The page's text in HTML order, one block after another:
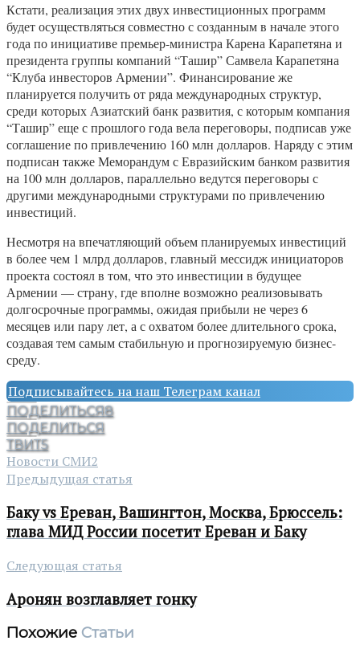
Кстати, реализация этих двух инвестиционных программ
будет осуществляться совместно с созданным в начале этого
года по инициативе премьер-министра Карена Карапетяна и
президента группы компаний “Ташир” Самвела Карапетяна
“Клуба инвесторов Армении”. Финансирование же
планируется получить от ряда международных структур,
среди которых Азиатский банк развития, с которым компания
“Ташир” еще с прошлого года вела переговоры, подписав уже
соглашение по привлечению 160 млн долларов. Наряду с этим
подписан также Меморандум с Евразийским банком развития
на 100 млн долларов, параллельно ведутся переговоры с
другими международными структурами по привлечению
инвестиций.
Несмотря на впечатляющий объем планируемых инвестиций
в более чем 1 млрд долларов, главный мессидж инициаторов
проекта состоял в том, что это инвестиции в будущее
Армении — страну, где вполне возможно реализовывать
долгосрочные программы, ожидая прибыли не через 6
месяцев или пару лет, а с охватом более длительного срока,
создавая тем самым стабильную и прогнозируемую бизнес-
среду.
Подписывайтесь на наш Телеграм канал
ПОДЕЛИТЬСЯ8
ПОДЕЛИТЬСЯ
ТВИТ5
Новости СМИ2
Предыдущая статья
Баку vs Ереван, Вашингтон, Москва, Брюссель:
глава МИД России посетит Ереван и Баку
Следующая статья
Аронян возглавляет гонку
Похожие Статьи